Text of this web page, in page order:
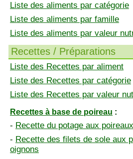
Liste des aliments par catégorie
Liste des aliments par famille
Liste des aliments par valeur
Recettes / Préparations
Liste des Recettes par aliment
Liste des Recettes par catégorie
Liste des Recettes par valeur
Recettes à base de poireau :
- Recette du potage aux
- Recette des filets de sole aux
oignons